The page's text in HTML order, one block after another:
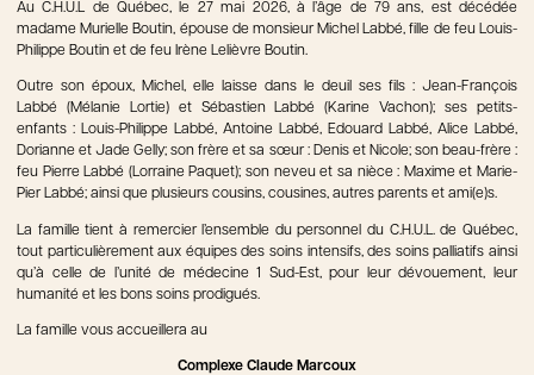
Au C.H.U.L de Québec, le 27 mai 2026, à l’âge de 79 ans, est décédée
madame Murielle Boutin, épouse de monsieur Michel Labbé, fille de feu Louis-
Philippe Boutin et de feu Irène Lelièvre Boutin.
Outre son époux, Michel, elle laisse dans le deuil ses fils : Jean-François
Labbé (Mélanie Lortie) et Sébastien Labbé (Karine Vachon); ses petits-
enfants : Louis-Philippe Labbé, Antoine Labbé, Edouard Labbé, Alice Labbé,
Dorianne et Jade Gelly; son frère et sa sœur : Denis et Nicole; son beau-frère :
feu Pierre Labbé (Lorraine Paquet); son neveu et sa nièce : Maxime et Marie-
Pier Labbé; ainsi que plusieurs cousins, cousines, autres parents et ami(e)s.
La famille tient à remercier l’ensemble du personnel du C.H.U.L. de Québec,
tout particulièrement aux équipes des soins intensifs, des soins palliatifs ainsi
qu’à celle de l’unité de médecine 1 Sud-Est, pour leur dévouement, leur
humanité et les bons soins prodigués.
La famille vous accueillera au
Complexe Claude Marcoux